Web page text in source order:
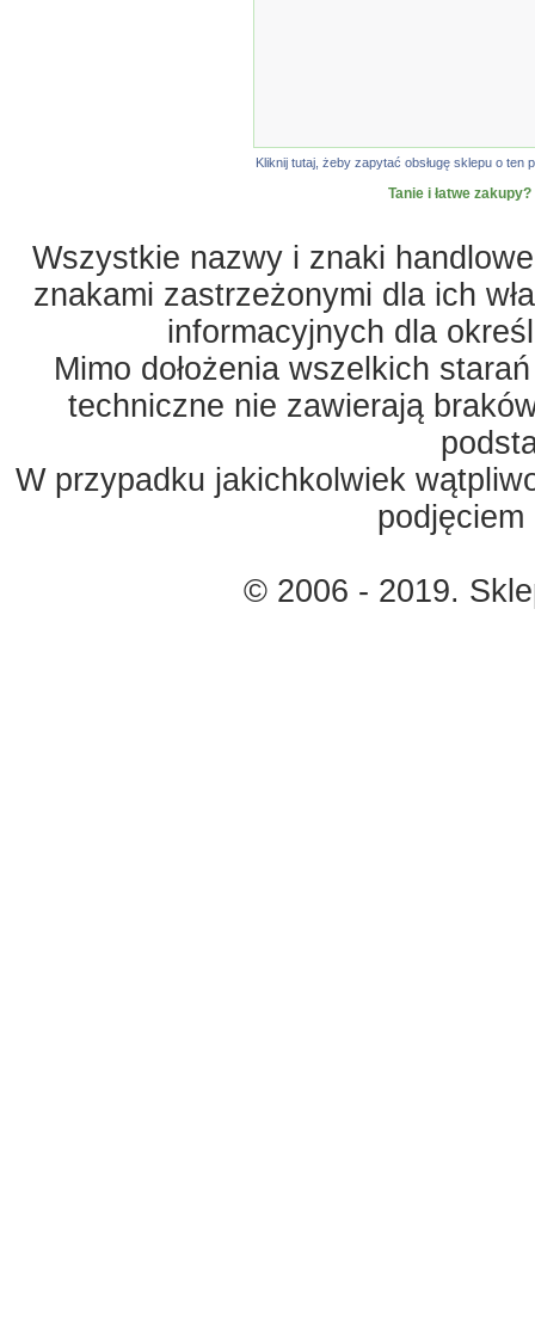
Kliknij tutaj, żeby zapytać obsługę sklepu o
Tanie i łatwe
Wszystkie nazwy i znaki
znakami zastrzeżonymi dla ich
informacyjnych dla
Mimo dołożenia wszelkich
techniczne nie zawierają
W przypadku jakichkolwiek
© 2006 - 2019.